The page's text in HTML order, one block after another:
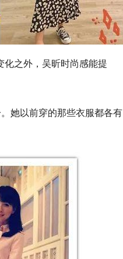
化之外，吴昕时尚感能提
她以前穿的那些衣服都各有